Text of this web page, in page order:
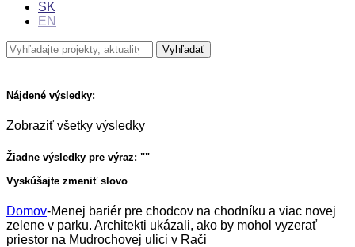
SK
EN
Nájdené výsledky:
Zobraziť všetky výsledky
Žiadne výsledky pre výraz: ""
Vyskúšajte zmeniť slovo
Domov-Menej bariér pre chodcov na chodníku a viac novej
zelene v parku. Architekti ukázali, ako by mohol vyzerať
priestor na Mudrochovej ulici v Rači